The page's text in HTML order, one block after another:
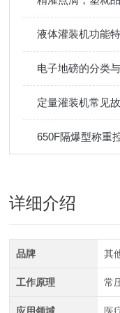
液体灌装机功能
电子地磅的分类
定量灌装机常见
650F隔爆型称重
详细介绍
品牌 其
工作原理 常